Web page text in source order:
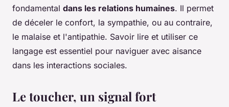
fondamental dans les relations humaines. Il permet
de déceler le confort, la sympathie, ou au contraire,
le malaise et l'antipathie. Savoir lire et utiliser ce
langage est essentiel pour naviguer avec aisance
dans les interactions sociales.
Le toucher, un signal fort